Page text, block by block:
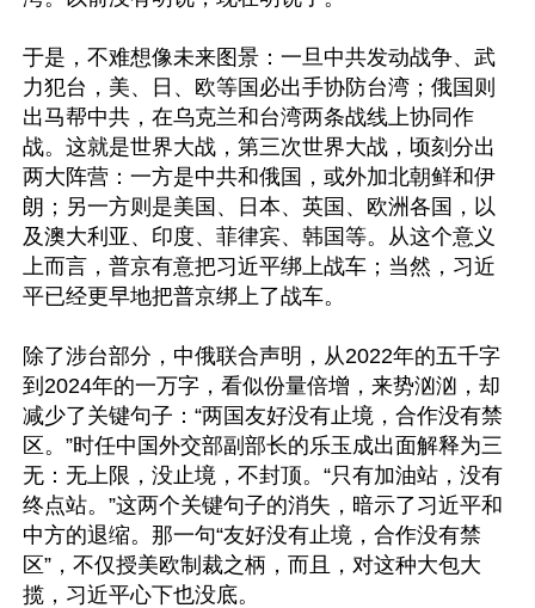
于是，不难想像未来图景：一旦中共发动战争、武
力犯台，美、日、欧等国必出手协防台湾；俄国则
出马帮中共，在乌克兰和台湾两条战线上协同作
战。这就是世界大战，第三次世界大战，顷刻分出
两大阵营：一方是中共和俄国，或外加北朝鲜和伊
朗；另一方则是美国、日本、英国、欧洲各国，以
及澳大利亚、印度、菲律宾、韩国等。从这个意义
上而言，普京有意把习近平绑上战车；当然，习近
平已经更早地把普京绑上了战车。
除了涉台部分，中俄联合声明，从2022年的五千字
到2024年的一万字，看似份量倍增，来势汹汹，却
减少了关键句子：“两国友好没有止境，合作没有禁
区。”时任中国外交部副部长的乐玉成出面解释为三
无：无上限，没止境，不封顶。“只有加油站，没有
终点站。”这两个关键句子的消失，暗示了习近平和
中方的退缩。那一句“友好没有止境，合作没有禁
区”，不仅授美欧制裁之柄，而且，对这种大包大
揽，习近平心下也没底。